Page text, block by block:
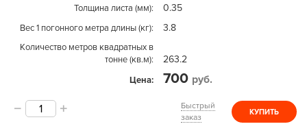
Толщина листа (мм) 0.35
Вес 1 погонного метра длины (кг) 3.8
Количество метров квадратных в
тонне (кв.м)
263.2
Цена 700 руб.
Быстрый
заказ
КУПИТЬ